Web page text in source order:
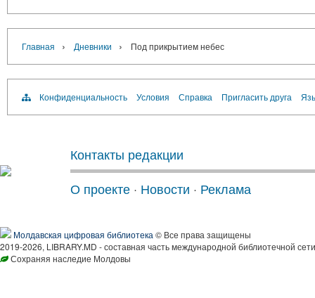
Главная › Дневники › Под прикрытием небес
Конфиденциальность Условия Справка Пригласить друга
Контакты редакции
О проекте · Новости · Реклама
Молдавская цифровая библиотека © Все права защищены
2019-2026, LIBRARY.MD - составная часть международной библиотечной
Сохраняя наследие Молдовы